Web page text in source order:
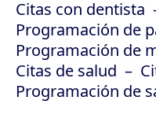
Citas con dentista
Programación de
Programación de
Citas de salud
Programación de